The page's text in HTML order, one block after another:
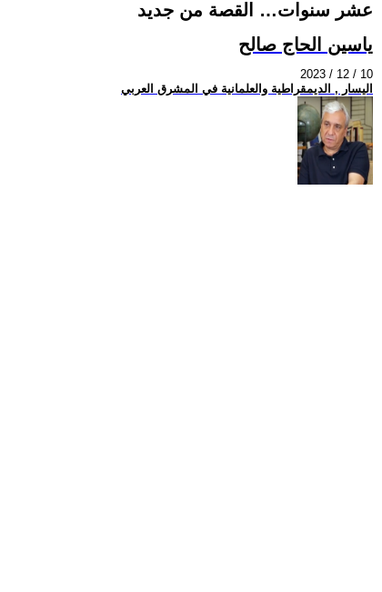
عشر سنوات… القصة من جديد
ياسين الحاج صالح
2023 / 12 / 10
اليسار , الديمقراطية والعلمانية في المشرق العربي